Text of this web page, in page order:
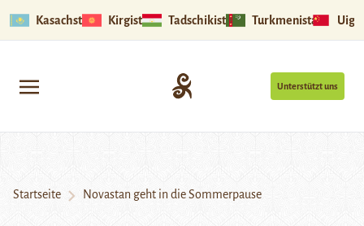
Kasachstan Kirgistan Tadschikistan Turkmenistan
Unterstützt uns
Startseite Novastan geht in die Sommerpause